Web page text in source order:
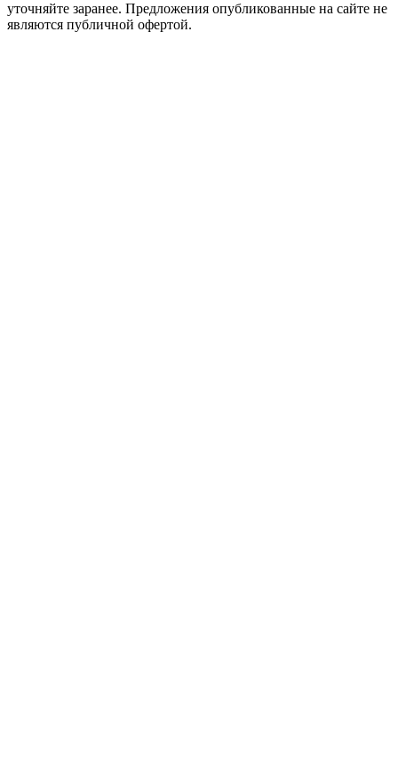
уточняйте заранее. Предложения опубликованные на сайте не
являются публичной офертой.